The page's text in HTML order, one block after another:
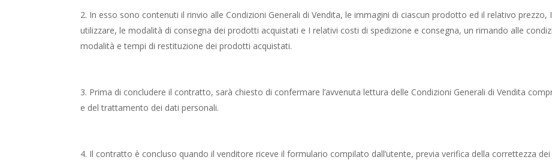
In esso sono contenuti il rinvio alle Condizioni Generali di Vendita, le immagini di ciascun prodotto ed il relativo
utilizzare, le modalità di consegna dei prodotti acquistati e I relativi costi di spedizione e consegna, un rimando alle
modalità e tempi di restituzione dei prodotti acquistati.
Prima di concludere il contratto, sarà chiesto di confermare l’avvenuta lettura delle Condizioni Generali di Vendita
e del trattamento dei dati personali.
Il contratto è concluso quando il venditore riceve il formulario compilato dall’utente, previa verifica della correttezza